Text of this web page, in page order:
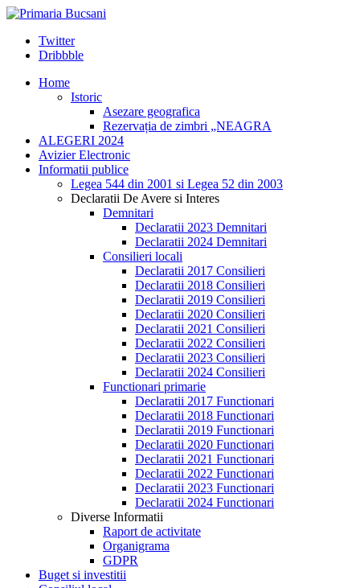
Twitter
Dribbble
Home
Istoric
Asezare geografica
Rezervația de zimbri „NEAGRA
ALEGERI 2024
Avizier Electronic
Informatii publice
Legea 544 din 2001 si Legea 52 din 2003
Declaratii De Avere si Interes
Demnitari
Declaratii 2023 Demnitari
Declaratii 2024 Demnitari
Consilieri locali
Declaratii 2017 Consilieri
Declaratii 2018 Consilieri
Declaratii 2019 Consilieri
Declaratii 2020 Consilieri
Declaratii 2021 Consilieri
Declaratii 2022 Consilieri
Declaratii 2023 Consilieri
Declaratii 2024 Consilieri
Functionari primarie
Declaratii 2017 Functionari
Declaratii 2018 Functionari
Declaratii 2019 Functionari
Declaratii 2020 Functionari
Declaratii 2021 Functionari
Declaratii 2022 Functionari
Declaratii 2023 Functionari
Declaratii 2024 Functionari
Diverse Informatii
Raport de activitate
Organigrama
GDPR
Buget si investitii